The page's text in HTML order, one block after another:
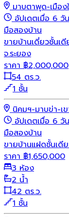
มาบตาพุด-เมือง
อัปเดตเมื่อ 6 วั
มือสองบ้าน
ขายบ้านเดี่ยวชั้นเ
จ.ระยอง
ราคา ฿2,000,000
54 ตร.ว.
1 ชั้น
นิคมฯ-มาบข่า-เ
อัปเดตเมื่อ 6 วั
มือสองบ้าน
ขายบ้านแฝดชั้นเดี
ราคา ฿1,650,000
3 ห้อง
2 น้ำ
42 ตร.ว.
1 ชั้น